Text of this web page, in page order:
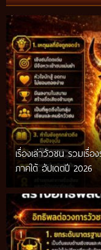
เรื่องเล่าวัวชน รวมเรื่
ภาคใต้ อัปเดตปี 2026